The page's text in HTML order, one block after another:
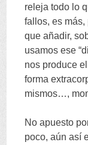
releja todo lo
fallos,es más,
que añadir,
usamos ese “
nos produce
forma
mismos…,
No apuesto
poco,aún así